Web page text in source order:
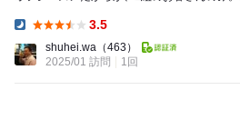
3.5
shuhei.wa （463）
2025/01 訪問
1回